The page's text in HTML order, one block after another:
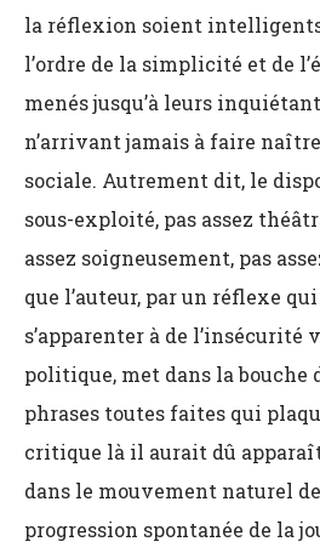
la réflexion soient
l’ordre de la simplicité et de
menés jusqu’à leurs
n’arrivant jamais à faire
sociale. Autrement dit, le
sous-exploité, pas assez
assez soigneusement, pas
que l’auteur, par un réflexe
s’apparenter à de l’insécurité
politique, met dans la bouche
phrases toutes faites qui
critique là il aurait dû
dans le mouvement naturel
progression spontanée de la